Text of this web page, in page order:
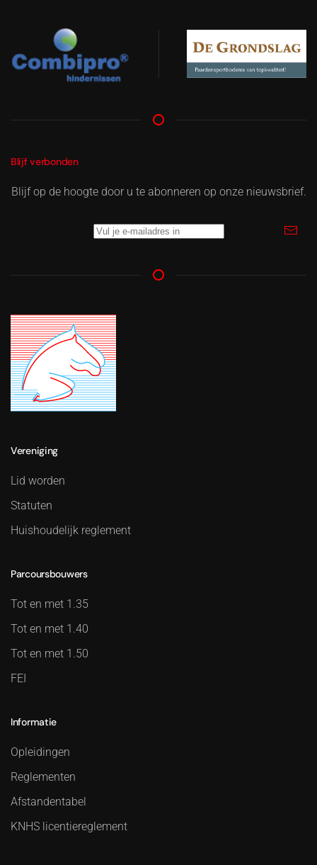
Blijf verbonden
Blijf op de hoogte door u te abonneren op onze nieuwsbrief.
Vereniging
Lid worden
Statuten
Huishoudelijk reglement
Parcoursbouwers
Tot en met 1.35
Tot en met 1.40
Tot en met 1.50
FEI
Informatie
Opleidingen
Reglementen
Afstandentabel
KNHS licentiereglement